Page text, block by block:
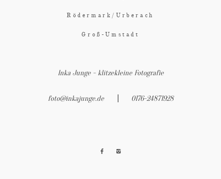
Rödermark/Urberach
Groß-Umstadt
Inka Junge - klitzekleine Fotografie
foto@inkajunge.de 0176-24871928